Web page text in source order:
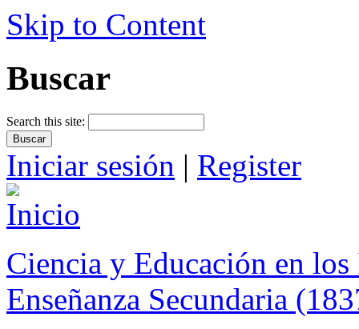
Skip to Content
Buscar
Search this site:
Iniciar sesión | Register
Ciencia y Educación en
Enseñanza Secundaria